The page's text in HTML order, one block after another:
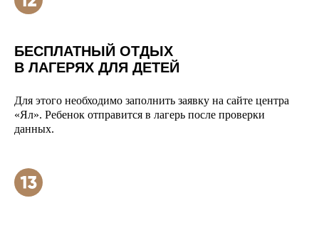
БЕСПЛАТНЫЙ ОТДЫХ
В ЛАГЕРЯХ ДЛЯ ДЕТЕЙ
Для этого необходимо заполнить заявку на сайте центра
«Ял». Ребенок отправится в лагерь после проверки
данных.